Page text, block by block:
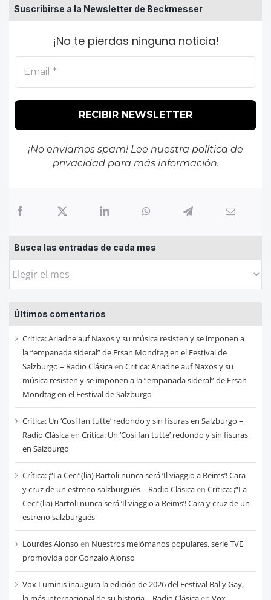
Suscribirse a la Newsletter de Beckmesser
¡No te pierdas ninguna noticia!
¡No enviamos spam! Lee nuestra política de
privacidadpara más información.
Busca las entradas de cada mes
Busca
entradas
de
cada
mes
Últimos comentarios
Critica: Ariadne auf Naxos y su música resisten y se imponen a
la “empanada sideral” de Ersan Mondtag en el Festival de
Salzburgo – Radio Clásicaen Critica: Ariadne auf Naxos y su
música resisten y se imponen a la “empanada sideral” de Ersan
Mondtag en el Festival de Salzburgo
Crítica: Un ‘Così fan tutte’ redondo y sin fisuras en Salzburgo –
Radio Clásicaen Crítica: Un ‘Così fan tutte’ redondo y sin fisuras
en Salzburgo
Crítica: ¡“La Ceci”(lia) Bartoli nunca será ‘Il viaggio a Reims’! Cara
y cruz de un estreno salzburgués – Radio Clásicaen Crítica: ¡“La
Ceci”(lia) Bartoli nunca será ‘Il viaggio a Reims’! Cara y cruz de un
estreno salzburgués
Lourdes Alonso en Nuestros melómanos populares, serie TVE
promovida por Gonzalo Alonso
Vox Luminis inaugura la edición de 2026 del Festival Bal y Gay,